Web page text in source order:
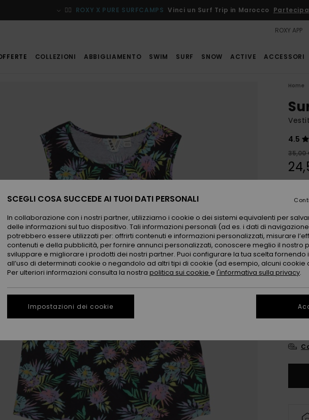
🏄‍♀️ ROXY X PURE SURFCAMPS Vinci un Surf Trip in Marocco
ROXY APP
COLLEZIONI ABBIGLIAMENTO SWIM SURF SNOW ACTIVE ACCESSORI
Home
4.5
35,00
4
SCEGLI COSA SUCCEDE AI TUOI DATI PERSONALI
In collaborazione con i nostri partner, utilizziamo i cookie o dei sistemi equivalenti per
delle informazioni sul tuo dispositivo. Tali informazioni personali (ad es. i dati di
potrebbero essere utilizzati per: offrirti contenuti e informazioni personalizzati, misurare
contenuti e della pubblicità, per fornire annunci personalizzati, conoscere meglio il nostro
sviluppare e migliorare i prodotti dei nostri partner. Puoi configurare la tua scelta fornendo
all’uso di determinati cookie o negandolo ad altri tipi di cookie (ad esempio, alcuni cookie
Per ulteriori informazioni consulta la nostra politica sui cookie e l'informativa sulla privacy.
Impostazioni dei cookie